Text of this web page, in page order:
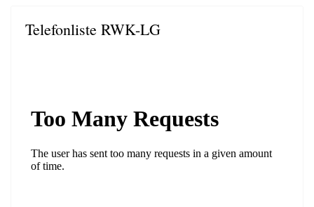
Telefonliste RWK-LG